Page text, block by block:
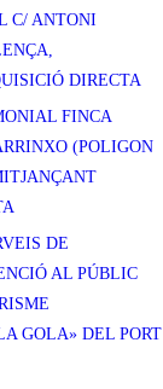
C/ ANTONI
DIRECTA
FINCA
(POLIGON
DE
AL PÚBLIC
GOLA» DEL PORT